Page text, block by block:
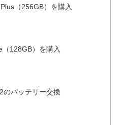
（256GB）を購入
128GB）を購入
のバッテリー交換